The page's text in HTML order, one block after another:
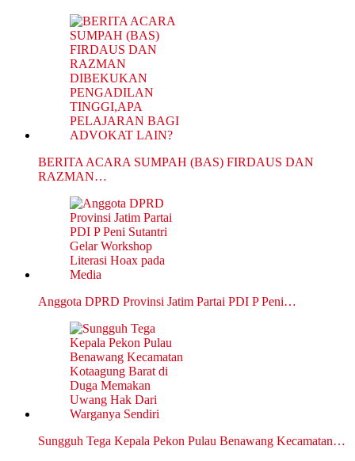
BERITA ACARA SUMPAH (BAS) FIRDAUS DAN
RAZMAN…
Anggota DPRD Provinsi Jatim Partai PDI P Peni…
Sungguh Tega Kepala Pekon Pulau Benawang Kecamatan…